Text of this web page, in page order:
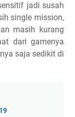
jadi susah
single mission,
masih kurang
dari gamenya
saja sedikit di